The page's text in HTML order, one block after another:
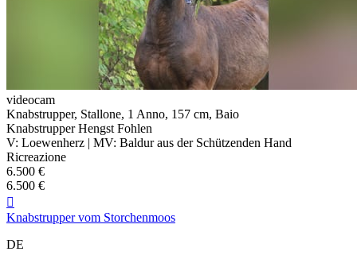
videocam
Knabstrupper, Stallone, 1 Anno, 157 cm, Baio
Knabstrupper Hengst Fohlen
V: Loewenherz | MV: Baldur aus der Schützenden Hand
Ricreazione
6.500 €
6.500 €

Knabstrupper vom Storchenmoos
DE